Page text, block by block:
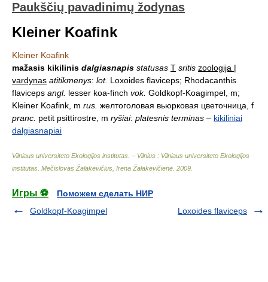
Paukščių pavadinimų žodynas
Kleiner Koafink
Kleiner Koafink
mažasis kikilinis dalgiasnapis statusas T sritis zoologija |
vardynas atitikmenys: lot. Loxoides flaviceps; Rhodacanthis
flaviceps angl. lesser koa-finch vok. Goldkopf-Koagimpel, m;
Kleiner Koafink, m rus. желтоголовая вьюрковая цветочница, f
pranc. petit psittirostre, m ryšiai: platesnis terminas – kikiliniai
dalgiasnapiai
Vilniaus universiteto Ekologijos institutas. – Vilnius : Vilniaus universiteto Ekologijos
institutas Mečislovas Žalakevičius, Irena Žalakevičienė 2009
Игры ⚽
Поможем сделать НИР
Goldkopf-Koagimpel
Loxoides flaviceps